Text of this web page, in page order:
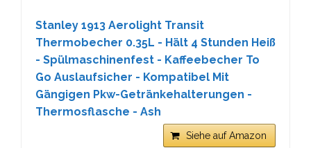
Stanley 1913 Aerolight Transit
Thermobecher 0.35L - Hält 4 Stunden Heiß
- Spülmaschinenfest - Kaffeebecher To
Go Auslaufsicher - Kompatibel Mit
Gängigen Pkw-Getränkehalterungen -
Thermosflasche - Ash
Siehe auf Amazon